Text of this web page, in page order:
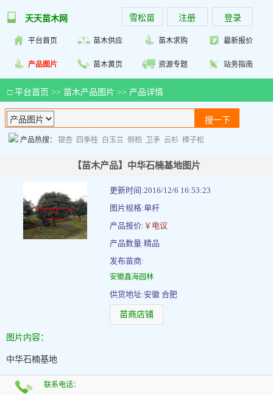
天天苗木网 雪松苗 注册 登录
平台首页 苗木供应 苗木求购 最新报价
产品图片 苗木黄页 资源专题 站务指南
□ 平台首页 >> 苗木产品图片 >> 产品详情
产品热搜： 银杏 四季桂 白玉兰 侧柏 卫矛 云杉 樟子松
【苗木产品】中华石楠基地图片
更新时间:2016/12/6 16:53:23
图片规格:单杆
产品报价: ￥电议
产品数量:精品
发布苗商:
安徽鑫海园林
供货地址:安徽 合肥
苗商店铺
图片内容：
中华石楠基地
联系电话：